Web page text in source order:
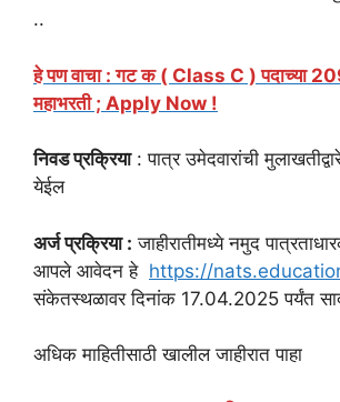
..
हे पण वाचा : गट क ( Class C ) पदाच्या
महाभरती ; Apply Now !
निवड प्रक्रिया: पात्र उमेदवारांची
येईल
अर्ज प्रक्रिया : जाहीरातीमध्ये नमुद
आपले आवेदन हे https://
संकेतस्थळावर दिनांक 17.04.2025 पर्यंत
अधिक माहितीसाठी खालील जाहीरात पाहा